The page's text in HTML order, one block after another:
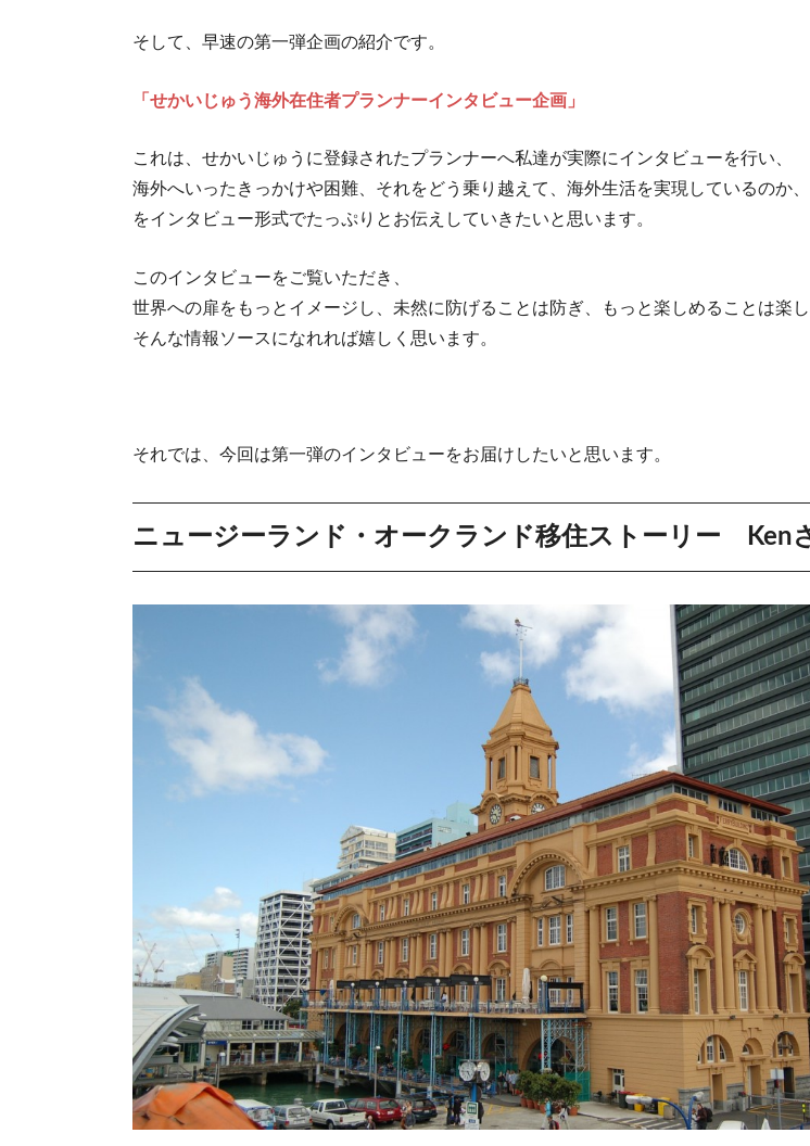
間違って使ってない
英会話を長く続ける
節約マ
帰国生が
海外のホテルリゾ
【イベント告知】
【
海
そして、早速の第一弾企画の紹介です。
「せかいじゅう海外在住者プランナーインタビュー企画」
これは、せかいじゅうに登録されたプランナーへ私達が実際にインタビューを行い、
海外へいったきっかけや困難、それをどう乗り越えて、海外生活を実現しているのか、
をインタビュー形式でたっぷりとお伝えしていきたいと思います。
このインタビューをご覧いただき、
世界への扉をもっとイメージし、未然に防げることは防ぎ、もっと楽しめることは楽し
そんな情報ソースになれれば嬉しく思います。
それでは、今回は第一弾のインタビューをお届けしたいと思います。
ニュージーランド・オークランド移住ストーリー Ken